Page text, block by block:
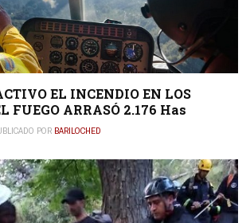
EL INCENDIO EN LOS
FUEGO ARRASÓ 2.176 Has
POR BARILOCHED